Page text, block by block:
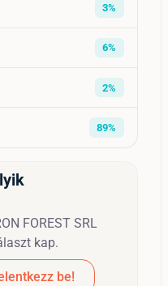
3%
6%
2%
89%
FOREST SRL
kap.
be!